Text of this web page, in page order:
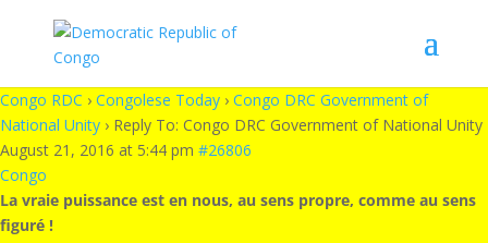
Congo RDC › Congolese Today › Congo DRC Government of
National Unity › Reply To: Congo DRC Government of National Unity
August 21, 2016 at 5:44 pm #26806
Congo
La vraie puissance est en nous, au sens propre, comme au sens
figuré !